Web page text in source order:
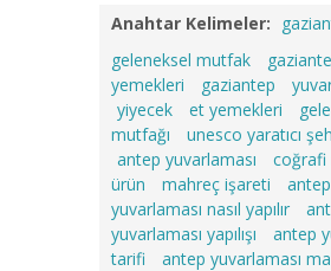
Anahtar Kelimeler:
geleneksel mutfak
yemekleri
gaziantep
yiyecek
et yemekleri
mutfağı
unesco yaratıcı
antep yuvarlaması
coğrafi
ürün
mahreç işareti
antep
yuvarlaması nasıl yapılır
yuvarlaması yapılışı
antep
tarifi
antep yuvarlaması